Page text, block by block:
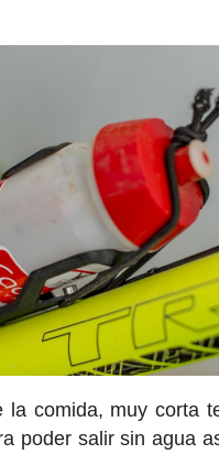
la comida, muy corta
poder salir sin agua